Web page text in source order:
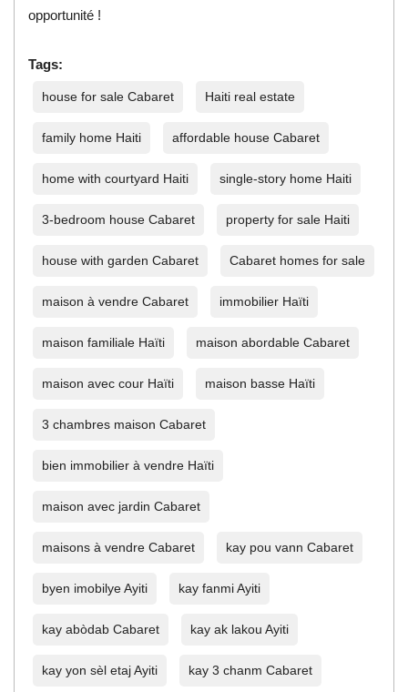
opportunité !
Tags:
house for sale Cabaret Haiti real estate
family home Haiti affordable house Cabaret
home with courtyard Haiti single-story home Haiti
3-bedroom house Cabaret property for sale Haiti
house with garden Cabaret Cabaret homes for sale
maison à vendre Cabaret immobilier Haïti
maison familiale Haïti maison abordable Cabaret
maison avec cour Haïti maison basse Haïti
3 chambres maison Cabaret
bien immobilier à vendre Haïti
maison avec jardin Cabaret
maisons à vendre Cabaret kay pou vann Cabaret
byen imobilye Ayiti kay fanmi Ayiti
kay abòdab Cabaret kay ak lakou Ayiti
kay yon sèl etaj Ayiti kay 3 chanm Cabaret